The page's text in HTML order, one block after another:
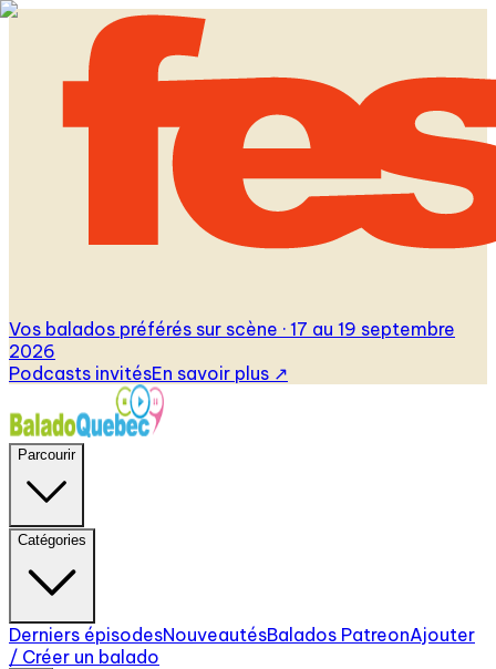
Vos balados préférés sur scène · 17 au 19 septembre
2026
Podcasts invitésEn savoir plus ↗
Parcourir
Catégories
Derniers épisodesNouveautésBalados PatreonAjouter
/ Créer un balado